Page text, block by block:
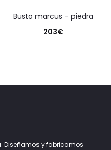
busto marcus – piedra
203€
Diseñamos y fabricamos